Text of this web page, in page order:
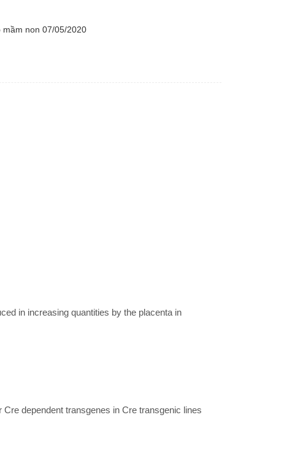
mầm non 07/05/2020
in increasing quantities by the placenta in
dependent transgenes in Cre transgenic lines